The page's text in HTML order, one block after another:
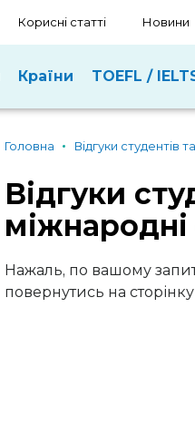
Корисні статті Новини
Країни TOEFL /
Головна Відгуки студентів
Відгуки
міжнародні
Нажаль, по вашому
повернутись на сторінку